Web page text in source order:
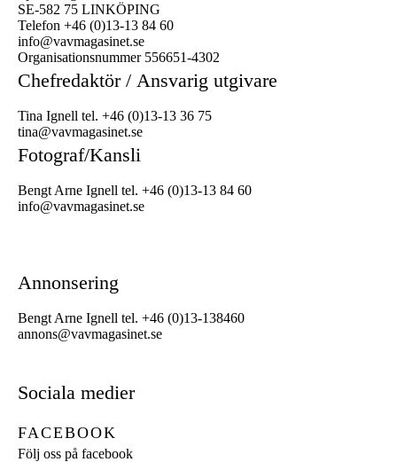
SE-582 75 LINKÖPING
Telefon +46 (0)13-13 84 60
info@vavmagasinet.se
Organisationsnummer 556651-4302
Chefredaktör / Ansvarig utgivare
Tina Ignell tel. +46 (0)13-13 36 75
tina@vavmagasinet.se
Fotograf/Kansli
Bengt Arne Ignell tel. +46 (0)13-13 84 60
info@vavmagasinet.se
Annonsering
Bengt Arne Ignell tel. +46 (0)13-138460
annons@vavmagasinet.se
Sociala medier
FACEBOOK
Följ oss på facebook